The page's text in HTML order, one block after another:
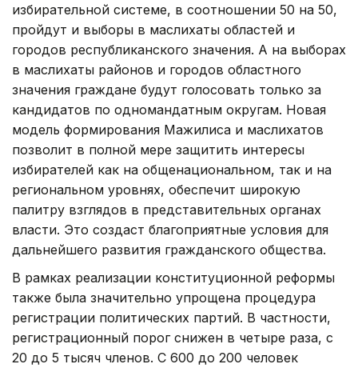
избирательной системе, в соотношении 50 на 50,
пройдут и выборы в маслихаты областей и
городов республиканского значения. А на выборах
в маслихаты районов и городов областного
значения граждане будут голосовать только за
кандидатов по одномандатным округам. Новая
модель формирования Мажилиса и маслихатов
позволит в полной мере защитить интересы
избирателей как на общенациональном, так и на
региональном уровнях, обеспечит широкую
палитру взглядов в представительных органах
власти. Это создаст благоприятные условия для
дальнейшего развития гражданского общества.
В рамках реализации конституционной реформы
также была значительно упрощена процедура
регистрации политических партий. В частности,
регистрационный порог снижен в четыре раза, с
20 до 5 тысяч членов. С 600 до 200 человек